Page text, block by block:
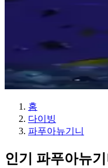
홈
다이빙
파푸아뉴기니
인기 파푸아뉴